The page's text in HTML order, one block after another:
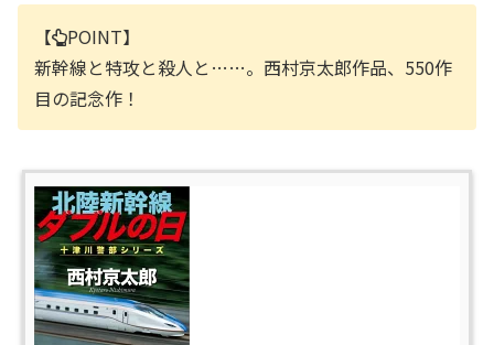
【
POINT】
新幹線と特攻と殺人と……。西村京太郎作品、550作
目の記念作！